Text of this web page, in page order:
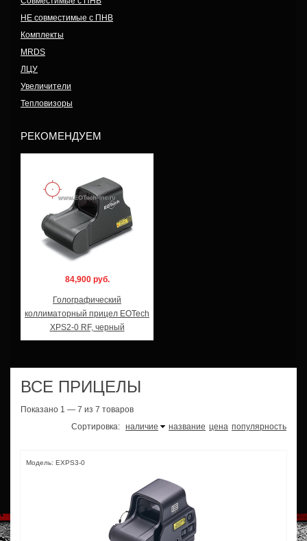
НЕ совместимые с ПНВ
Комплекты
MRDS
ЛЦУ
Увеличители
Тепловизоры
РЕКОМЕНДУЕМ
84,900 руб.
Голографический
коллиматорный прицел EOTech
XPS2-0 RF, черный
ВСЕ ПРИЦЕЛЫ
Показано 1 — 7 из 7 товаров
Сортировка: наличие название цена популярность
Модель: EXPS3-0